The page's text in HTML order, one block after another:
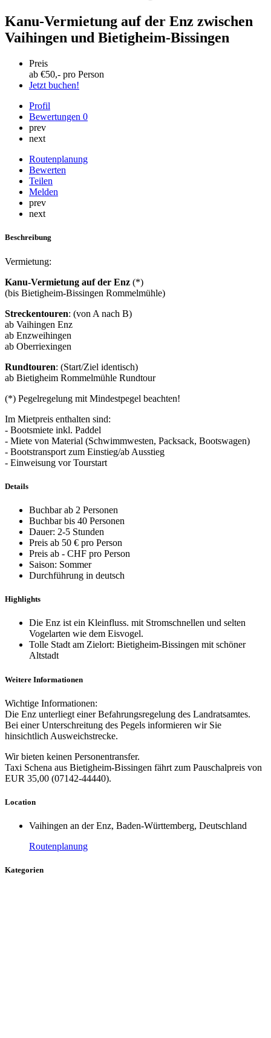
Kanu-Vermietung auf der Enz zwischen
Vaihingen und Bietigheim-Bissingen
Preis
ab €50,- pro Person
Jetzt buchen!
Profil
Bewertungen 0
prev
next
Routenplanung
Bewerten
Teilen
Melden
prev
next
Beschreibung
Vermietung:
Kanu-Vermietung auf der Enz (*)
(bis Bietigheim-Bissingen Rommelmühle)
Streckentouren: (von A nach B)
ab Vaihingen Enz
ab Enzweihingen
ab Oberriexingen
Rundtouren: (Start/Ziel identisch)
ab Bietigheim Rommelmühle Rundtour
(*) Pegelregelung mit Mindestpegel beachten!
Im Mietpreis enthalten sind:
- Bootsmiete inkl. Paddel
- Miete von Material (Schwimmwesten, Packsack, Bootswagen)
- Bootstransport zum Einstieg/ab Ausstieg
- Einweisung vor Tourstart
Details
Buchbar ab 2 Personen
Buchbar bis 40 Personen
Dauer: 2-5 Stunden
Preis ab 50 € pro Person
Preis ab - CHF pro Person
Saison: Sommer
Durchführung in deutsch
Highlights
Die Enz ist ein Kleinfluss. mit Stromschnellen und selten
Vogelarten wie dem Eisvogel.
Tolle Stadt am Zielort: Bietigheim-Bissingen mit schöner
Altstadt
Weitere Informationen
Wichtige Informationen:
Die Enz unterliegt einer Befahrungsregelung des Landratsamtes.
Bei einer Unterschreitung des Pegels informieren wir Sie
hinsichtlich Ausweichstrecke.
Wir bieten keinen Personentransfer.
Taxi Schena aus Bietigheim-Bissingen fährt zum Pauschalpreis von
EUR 35,00 (07142-44440).
Location
Vaihingen an der Enz, Baden-Württemberg, Deutschland
Routenplanung
Kategorien